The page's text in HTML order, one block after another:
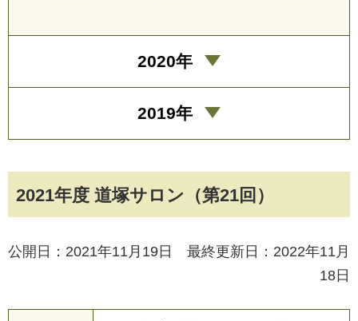
2021年度 道塚サロン（第21回）
公開日：2021年11月19日 最終更新日：2022年11月
18日
2020年
2019年